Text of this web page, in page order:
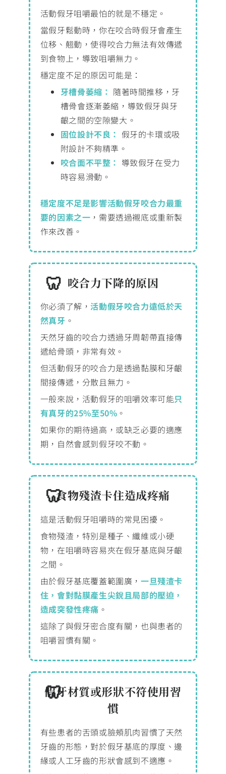
活動假牙咀嚼最怕的就是不穩定。
當假牙鬆動時，你在咬合時假牙會產生
位移、翹動，使得咬合力無法有效傳遞
到食物上，導致咀嚼無力。
穩定度不足的原因可能是：
牙槽骨萎縮： 隨著時間推移，牙
槽骨會逐漸萎縮，導致假牙與牙
齦之間的空隙變大。
固位設計不良： 假牙的卡環或吸
附設計不夠精準。
咬合面不平整： 導致假牙在受力
時容易滑動。
穩定度不足是影響活動假牙咬合力最重
要的因素之一 ，需要透過襯底或重新製
作來改善。
咬合力下降的原因
你必須了解，活動假牙咬合力遠低於天
然真牙 。
天然牙齒的咬合力透過牙周韌帶直接傳
遞給骨頭，非常有效。
但活動假牙的咬合力是透過黏膜和牙齦
間接傳遞，分散且無力。
一般來說，活動假牙的咀嚼效率可能只
有真牙的25%至50% 。
如果你的期待過高，或缺乏必要的適應
期，自然會感到假牙咬不動。
食物殘渣卡住造成疼痛
這是活動假牙咀嚼時的常見困擾。
食物殘渣，特別是種子、纖維或小硬
物，在咀嚼時容易夾在假牙基底與牙齦
之間。
由於假牙基底覆蓋範圍廣，一旦殘渣卡
住，會對黏膜產生尖銳且局部的壓迫，
造成突發性疼痛 。
這除了與假牙密合度有關，也與患者的
咀嚼習慣有關。
假牙材質或形狀不符使用習
慣
有些患者的舌頭或臉頰肌肉習慣了天然
牙齒的形態，對於假牙基底的厚度、邊
緣或人工牙齒的形狀會感到不適應。